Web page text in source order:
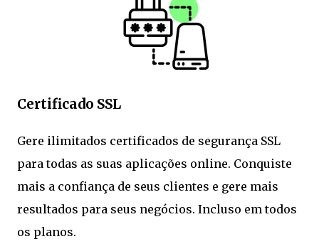
Certificado SSL
Gere ilimitados certificados de segurança SSL
para todas as suas aplicações online. Conquiste
mais a confiança de seus clientes e gere mais
resultados para seus negócios. Incluso em todos
os planos.